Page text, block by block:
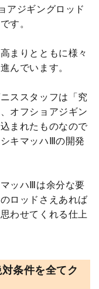
アジギングロッド
す。
まりとともに様々
んでいます。
ススタッフは「究
オフショアジギン
まれたものなので
キマッハⅢの開発
ッハⅢは余分な要
ロッドさえあれば
わせてくれる仕上
条件を全てク